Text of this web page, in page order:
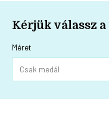
Kérjük válassz
Méret